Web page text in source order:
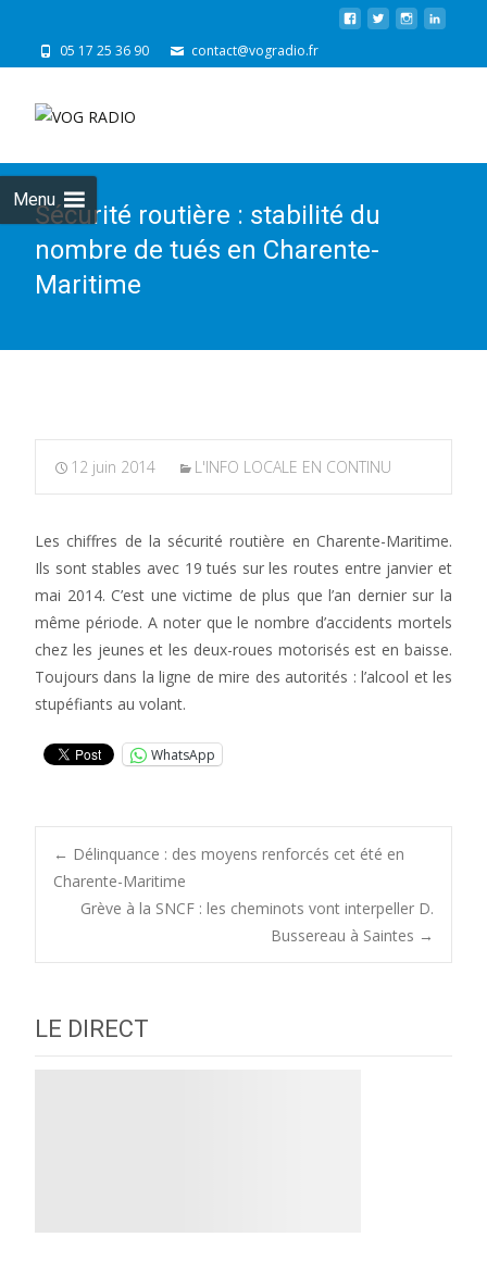
05 17 25 36 90 contact@vogradio.fr
Menu
Sécurité routière : stabilité du
nombre de tués en Charente-
Maritime
12 juin 2014 L'INFO LOCALE EN CONTINU
Les chiffres de la sécurité routière en Charente-Maritime.
Ils sont stables avec 19 tués sur les routes entre janvier et
mai 2014. C’est une victime de plus que l’an dernier sur la
même période. A noter que le nombre d’accidents mortels
chez les jeunes et les deux-roues motorisés est en baisse.
Toujours dans la ligne de mire des autorités : l’alcool et les
stupéfiants au volant.
WhatsApp
Post
navigation
← Délinquance : des moyens renforcés cet été en
Charente-Maritime
Grève à la SNCF : les cheminots vont interpeller D.
Bussereau à Saintes →
LE DIRECT